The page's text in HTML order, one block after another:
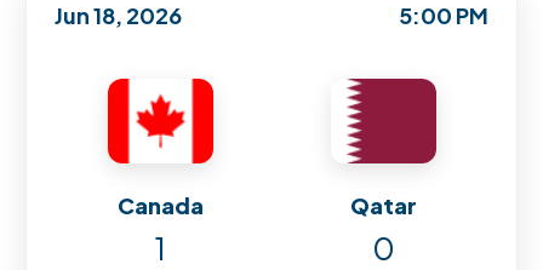
Jun 18, 2026 5:00 PM
Canada Qatar
1 0